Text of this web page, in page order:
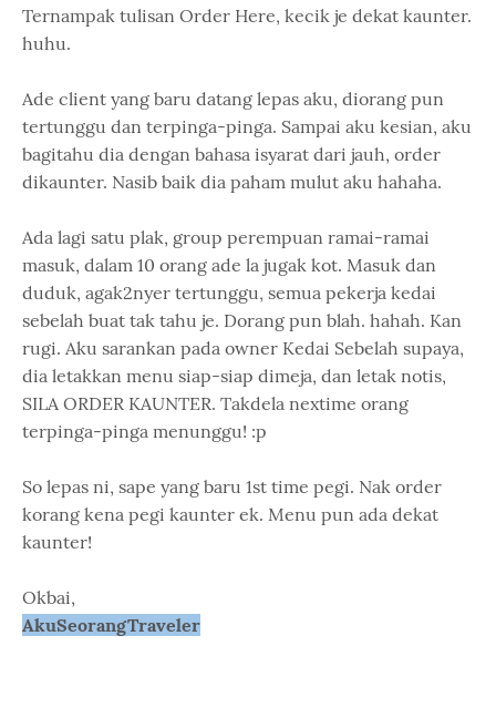
Ternampak tulisan Order Here, kecik je dekat kaunter.
huhu.
Ade client yang baru datang lepas aku, diorang pun
tertunggu dan terpinga-pinga. Sampai aku kesian, aku
bagitahu dia dengan bahasa isyarat dari jauh, order
dikaunter. Nasib baik dia paham mulut aku hahaha.
Ada lagi satu plak, group perempuan ramai-ramai
masuk, dalam 10 orang ade la jugak kot. Masuk dan
duduk, agak2nyer tertunggu, semua pekerja kedai
sebelah buat tak tahu je. Dorang pun blah. hahah. Kan
rugi. Aku sarankan pada owner Kedai Sebelah supaya,
dia letakkan menu siap-siap dimeja, dan letak notis,
SILA ORDER KAUNTER. Takdela nextime orang
terpinga-pinga menunggu! :p
So lepas ni, sape yang baru 1st time pegi. Nak order
korang kena pegi kaunter ek. Menu pun ada dekat
kaunter!
Okbai,
AkuSeorangTraveler